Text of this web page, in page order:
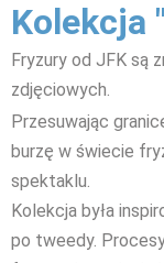
Kolekcja
Fryzury od JFK są
zdjęciowych.
Przesuwając
burzę w świecie
spektaklu.
Kolekcja była
po tweedy.